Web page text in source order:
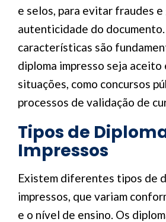
e selos, para evitar fraudes
autenticidade do documento.
características são
diploma impresso seja aceito
situações, como concursos
processos de validação de
Tipos de
Impressos
Existem diferentes tipos de
impressos, que variam
e o nível de ensino. Os